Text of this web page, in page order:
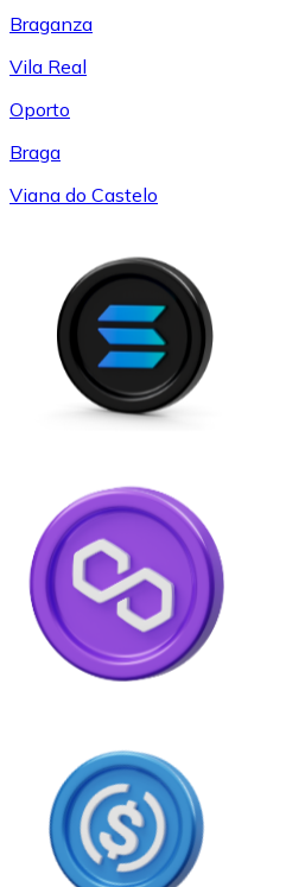
Braganza
Vila Real
Oporto
Braga
Viana do Castelo